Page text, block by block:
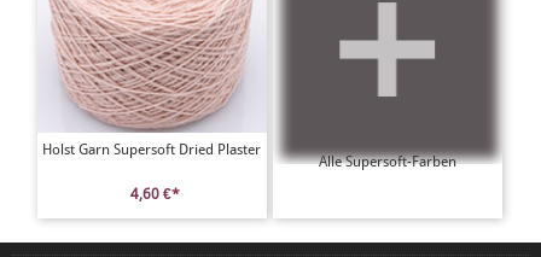
Holst Garn Supersoft Dried Plaster
4,60 €*
Alle Supersoft-Farben